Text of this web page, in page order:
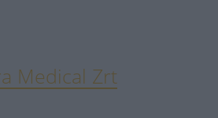
Medical Zrt